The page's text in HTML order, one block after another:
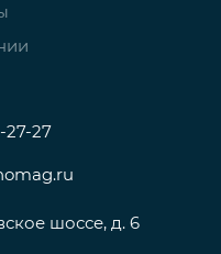
27-27
шоссе, д. 6